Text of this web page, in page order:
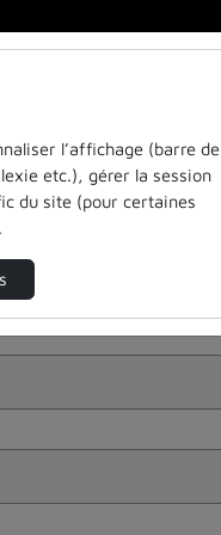
l’affichage (barre de
etc.), gérer la session
du site (pour certaines